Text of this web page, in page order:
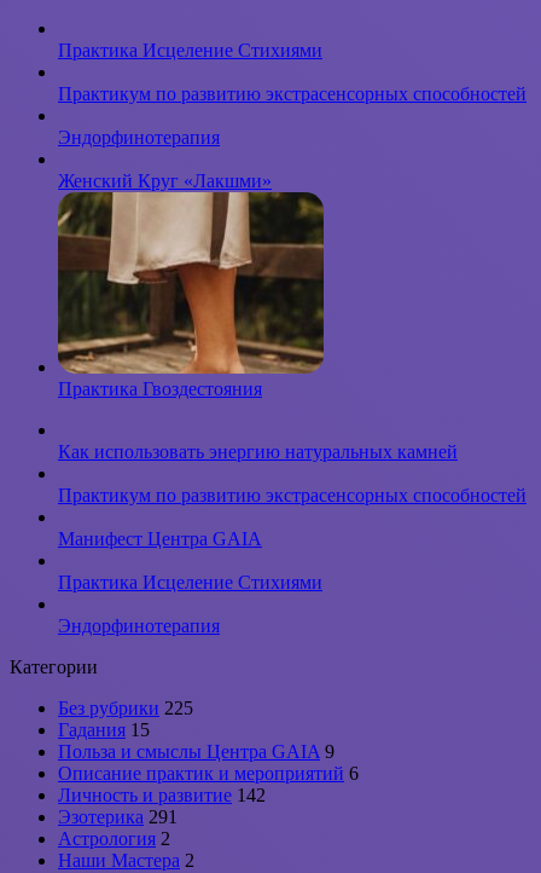
Практика Исцеление Стихиями
Практикум по развитию экстрасенсорных способностей
Эндорфинотерапия
Женский Круг «Лакшми»
Практика Гвоздестояния
Как использовать энергию натуральных камней
Практикум по развитию экстрасенсорных способностей
Манифест Центра GAIA
Практика Исцеление Стихиями
Эндорфинотерапия
Категории
Без рубрики 225
Гадания 15
Польза и смыслы Центра GAIA 9
Описание практик и мероприятий 6
Личность и развитие 142
Эзотерика 291
Астрология 2
Наши Мастера 2